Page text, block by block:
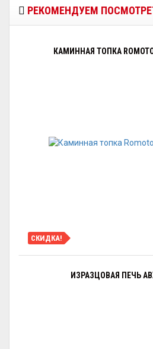
РЕКОМЕНДУЕМ
КАМИННАЯ ТОПКА
СКИДКА!
ИЗРАЗЦОВАЯ ПЕЧЬ